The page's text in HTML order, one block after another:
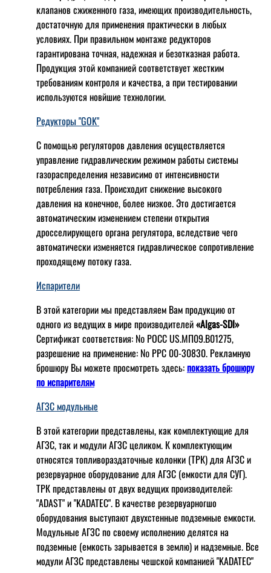
клапанов сжиженного газа, имеющих производительность,
достаточную для применения практически в любых
условиях. При правильном монтаже редукторов
гарантирована точная, надежная и безотказная работа.
Продукция этой компанией соответствует жестким
требованиям контроля и качества, а при тестировании
используются новйшие технологии.
Редукторы "GOK"
С помощью регуляторов давления осуществляется
управление гидравлическим режимом работы системы
газораспределения независимо от интенсивности
потребления газа. Происходит снижение высокого
давления на конечное, более низкое. Это достигается
автоматическим изменением степени открытия
дросселирующего органа регулятора, вследствие чего
автоматически изменяется гидравлическое сопротивление
проходящему потоку газа.
Испарители
В этой категории мы представляем Вам продукцию от
одного из ведущих в мире производителей«Algas-SDI»
Сертификат соответствия: № РОСС US.МП09.В01275,
разрешение на применение: № РРС 00-30830. Рекламную
брошюру Вы можете просмотреть здесь:показать брошюру
по испарителям
АГЗС модульные
В этой категории представлены, как комплектующие для
АГЗС, так и модули АГЗС целиком. К комплектующим
относятся топливораздаточные колонки (ТРК) для АГЗС и
резервуарное оборудование для АГЗС (емкости для СУГ).
ТРК представлены от двух ведущих производителей:
"ADAST" и "KADATEC". В качестве резервуарногшо
оборудования выступают двухстенные подземные емкости.
Модульные АГЗС по своему исполнению делятся на
подземные (емкость зарывается в землю) и надземные. Все
модули АГЗС представлены чешской компанией "KADATEC"